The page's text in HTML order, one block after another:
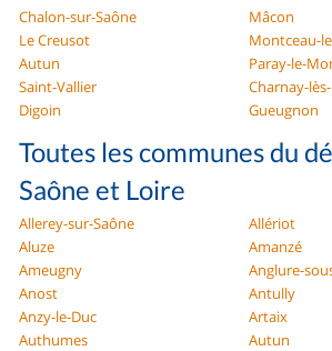
Chalon-sur-Saône
Mâcon
Le Creusot
Montceau-
Autun
Paray-le-
Saint-Vallier
Charnay-
Digoin
Gueugnon
Toutes les communes du
Saône et Loire
Allerey-sur-Saône
Allériot
Aluze
Amanzé
Ameugny
Anglure-
Anost
Antully
Anzy-le-Duc
Artaix
Authumes
Autun